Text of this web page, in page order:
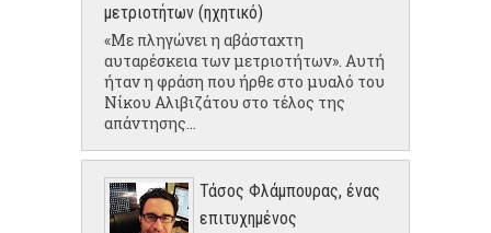
μετριοτήτων (ηχητικό)
«Με πληγώνει η αβάσταχτη
αυταρέσκεια των μετριοτήτων». Αυτή
ήταν η φράση που ήρθε στο μυαλό του
Νίκου Αλιβιζάτου στο τέλος της
απάντησης...
Τάσος Φλάμπουρας, ένας
επιτυχημένος